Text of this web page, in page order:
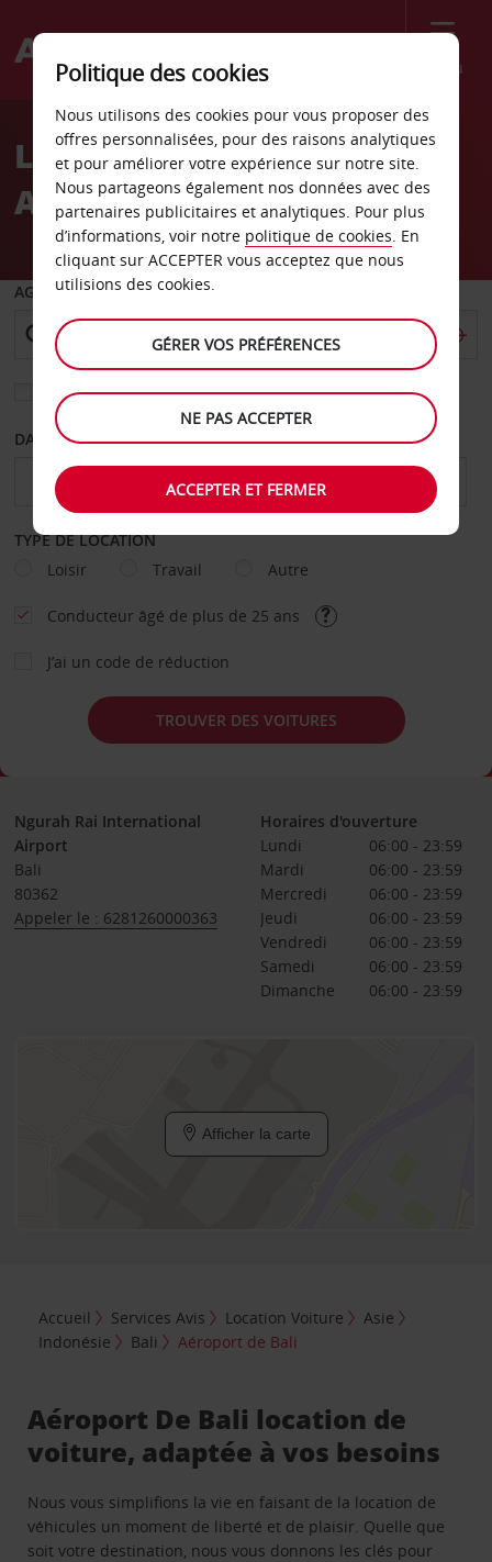
Menu
Welcome
AvisLocation de voiture
Aéroport de Bali
AGENCE DE DÉPART
Sélectionnez une autre agence de retour
DATE DE DÉPART DATE DE RETOUR
TYPE DE LOCATION
Loisir
Travail Autre
Conducteur âgé de plus de 25 ans
J’ai un code de réduction
TROUVER DES VOITURES
Ngurah Rai International
Airport
Bali
80362
Appeler le : 6281260000363
Horaires d'ouverture
Lundi
06:00 - 23:59
Mardi
06:00 - 23:59
Mercredi
06:00 - 23:59
Jeudi
06:00 - 23:59
Vendredi
06:00 - 23:59
Samedi
06:00 - 23:59
Dimanche
06:00 - 23:59
Afficher la carte
Accueil Services Avis Location Voiture
Asie
Indonésie
Bali Aéroport de Bali
Aéroport De Bali location de
voiture, adaptée à vos besoins
Nous vous simplifions la vie en faisant de la location de
véhicules un moment de liberté et de plaisir. Quelle que
soit votre destination, nous vous donnons les clés pour
Politique des cookies
Nous utilisons des cookies pour vous proposer des
offres personnalisées, pour des raisons analytiques
et pour améliorer votre expérience sur notre site.
Nous partageons également nos données avec des
partenaires publicitaires et analytiques. Pour plus
d’informations, voir notre politique de cookies. En
cliquant sur ACCEPTER vous acceptez que nous
utilisions des cookies.
GÉRER VOS PRÉFÉRENCES
NE PAS ACCEPTER
ACCEPTER ET FERMER